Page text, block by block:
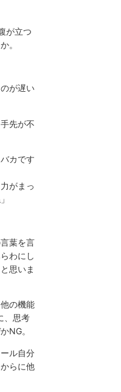
が立つ
。
が遅い
先が不
カです
がまっ
葉を言
わにし
思いま
の機能
、思考
NG。
ル自分
らに他